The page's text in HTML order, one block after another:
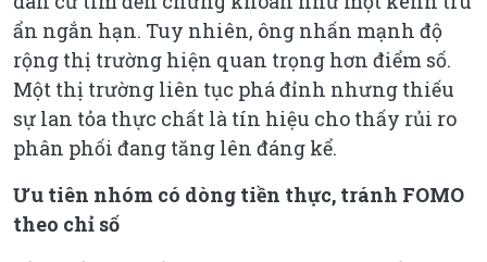
ẩn ngắn hạn. Tuy nhiên, ông nhấn mạnh độ
rộng thị trường hiện quan trọng hơn điểm số.
Một thị trường liên tục phá đỉnh nhưng thiếu
sự lan tỏa thực chất là tín hiệu cho thấy rủi ro
phân phối đang tăng lên đáng kể.
Ưu tiên nhóm có dòng tiền thực, tránh FOMO
theo chỉ số